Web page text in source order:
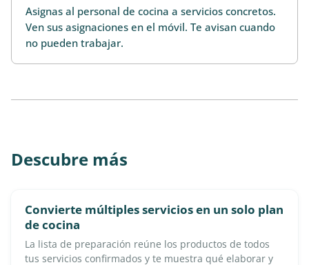
Asignas al personal de cocina a servicios concretos.
Ven sus asignaciones en el móvil. Te avisan cuando
no pueden trabajar.
Descubre más
Convierte múltiples servicios en un solo plan
de cocina
La lista de preparación reúne los productos de todos
tus servicios confirmados y te muestra qué elaborar y